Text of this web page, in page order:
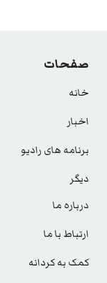
صفحات
خانه
اخبار
برنامه های رادیو
دیگر
درباره ما
ارتباط با ما
کمک به کردانه